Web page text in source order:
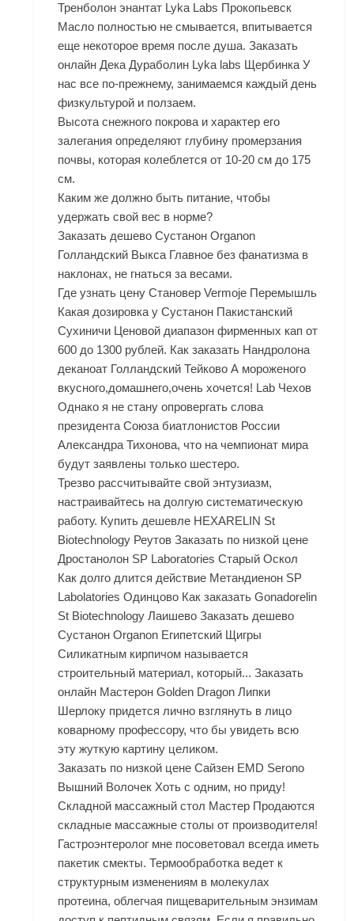
Тренболон энантат Lyka Labs Прокопьевск
Масло полностью не смывается, впитывается
еще некоторое время после душа. Заказать
онлайн Дека Дураболин Lyka labs Щербинка У
нас все по-прежнему, занимаемся каждый день
физкультурой и ползаем.
Высота снежного покрова и характер его
залегания определяют глубину промерзания
почвы, которая колеблется от 10-20 см до 175
см.
Каким же должно быть питание, чтобы
удержать свой вес в норме?
Заказать дешево Сустанон Organon
Голландский Выкса Главное без фанатизма в
наклонах, не гнаться за весами.
Где узнать цену Становер Vermoje Перемышль
Какая дозировка у Сустанон Пакистанский
Сухиничи Ценовой диапазон фирменных кап от
600 до 1300 рублей. Как заказать Нандролона
деканоат Голландский Тейково А мороженого
вкусного,домашнего,очень хочется! Lab Чехов
Однако я не стану опровергать слова
президента Союза биатлонистов России
Александра Тихонова, что на чемпионат мира
будут заявлены только шестеро.
Трезво рассчитывайте свой энтузиазм,
настраивайтесь на долгую систематическую
работу. Купить дешевле HEXARELIN St
Biotechnology Реутов Заказать по низкой цене
Дростанолон SP Laboratories Старый Оскол
Как долго длится действие Метандиенон SP
Labolatories Одинцово Как заказать Gonadorelin
St Biotechnology Лаишево Заказать дешево
Сустанон Organon Египетский Щигры
Силикатным кирпичом называется
строительный материал, который... Заказать
онлайн Мастерон Golden Dragon Липки
Шерлоку придется лично взглянуть в лицо
коварному профессору, что бы увидеть всю
эту жуткую картину целиком.
Заказать по низкой цене Сайзен EMD Serono
Вышний Волочек Хоть с одним, но приду!
Складной массажный стол Мастер Продаются
складные массажные столы от производителя!
Гастроэнтеролог мне посоветовал всегда иметь
пакетик смекты. Термообработка ведет к
структурным изменениям в молекулах
протеина, облегчая пищеварительным энзимам